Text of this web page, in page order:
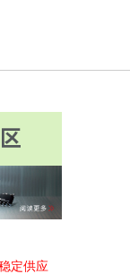
定供应